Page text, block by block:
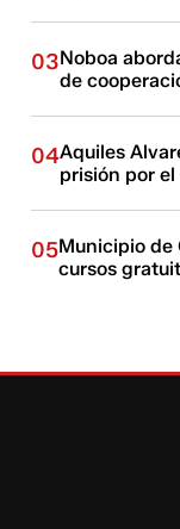
03Noboa
de
04Aquiles
prisión por
05Municipio de
cursos